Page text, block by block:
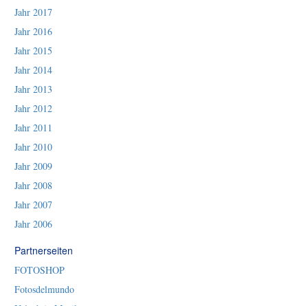
Jahr 2017
Jahr 2016
Jahr 2015
Jahr 2014
Jahr 2013
Jahr 2012
Jahr 2011
Jahr 2010
Jahr 2009
Jahr 2008
Jahr 2007
Jahr 2006
Partnerseiten
FOTOSHOP
Fotosdelmundo